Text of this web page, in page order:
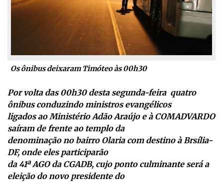
Os ônibus deixaram Timóteo às 00h30
Por volta das 00h30 desta segunda-feira quatro
ônibus conduzindo ministros evangélicos
ligados ao Ministério Adão Araújo e à COMADVARDO
saíram de frente ao templo da
denominação no bairro Olaria com destino à Brsília-
DF, onde eles participarão
da 41ª AGO da CGADB, cujo ponto culminante será a
eleição do novo presidente do